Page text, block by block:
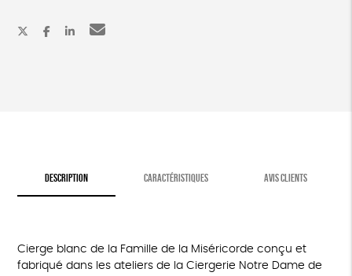
Miséricorde
DESCRIPTION CARACTÉRISTIQUES AVIS CLIENTS
Cierge blanc de la Famille de la Miséricorde conçu et
fabriqué dans les ateliers de la Ciergerie Notre Dame de